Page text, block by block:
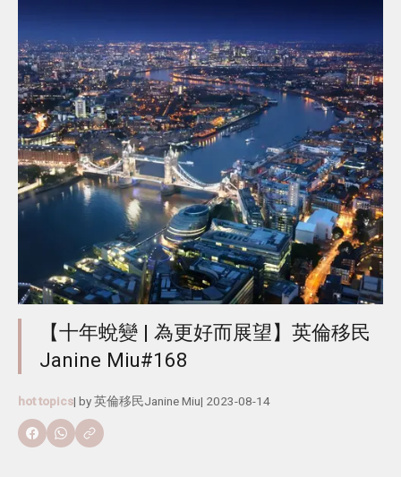
【十年蛻變 | 為更好而展望】英倫移民
Janine Miu#168
hot topics| by英倫移民Janine Miu| 2023-08-14